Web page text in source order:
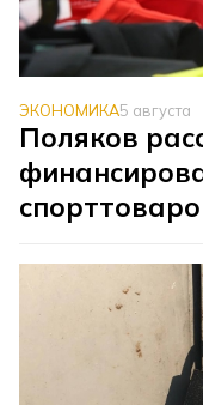
ЭКОНОМИКА5 августа
Поляков